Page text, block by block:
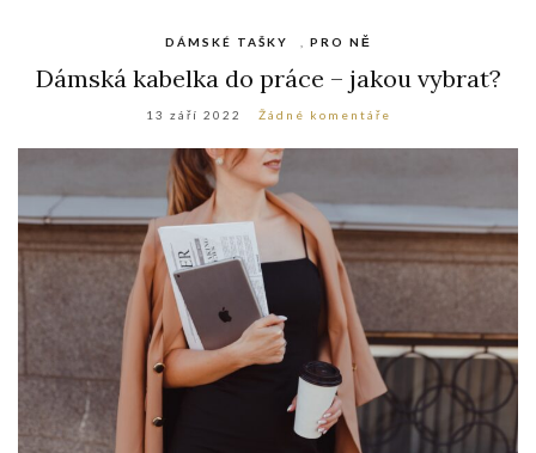
DÁMSKÉ TAŠKY PRO NĚ
Dámská kabelka do práce – jakou vybrat?
13 září 2022 Žádné komentáře